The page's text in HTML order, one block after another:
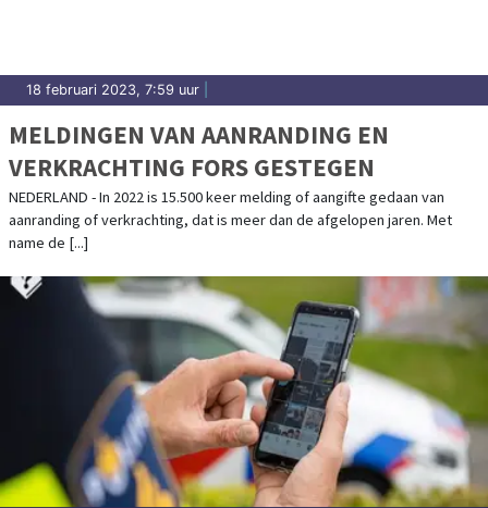
18 februari 2023, 7:59 uur
MELDINGEN VAN AANRANDING EN
VERKRACHTING FORS GESTEGEN
NEDERLAND - In 2022 is 15.500 keer melding of aangifte gedaan van
aanranding of verkrachting, dat is meer dan de afgelopen jaren. Met
name de [...]